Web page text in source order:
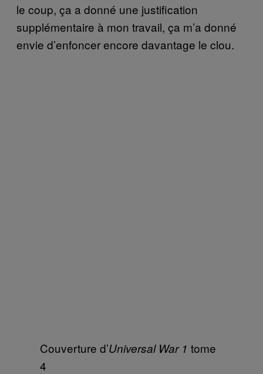
le coup, ça a donné une justification
supplémentaire à mon travail, ça m’a donné
envie d’enfoncer encore davantage le clou.
Couverture d’Universal War 1 tome
4